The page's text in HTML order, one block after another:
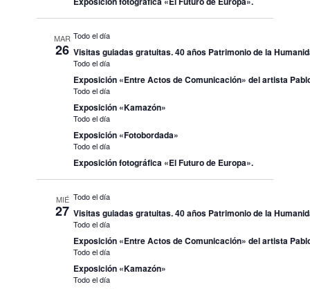
MAR
26
Todo el día
Visitas guiadas gratuitas. 40 años Patrimonio de la
Todo el día
Exposición «Entre Actos de Comunicación» del artista
Todo el día
Exposición «Kamazón»
Todo el día
Exposición «Fotobordada»
Todo el día
Exposición fotográfica «El Futuro de Europa».
MIÉ
27
Todo el día
Visitas guiadas gratuitas. 40 años Patrimonio de la
Todo el día
Exposición «Entre Actos de Comunicación» del artista
Todo el día
Exposición «Kamazón»
Todo el día